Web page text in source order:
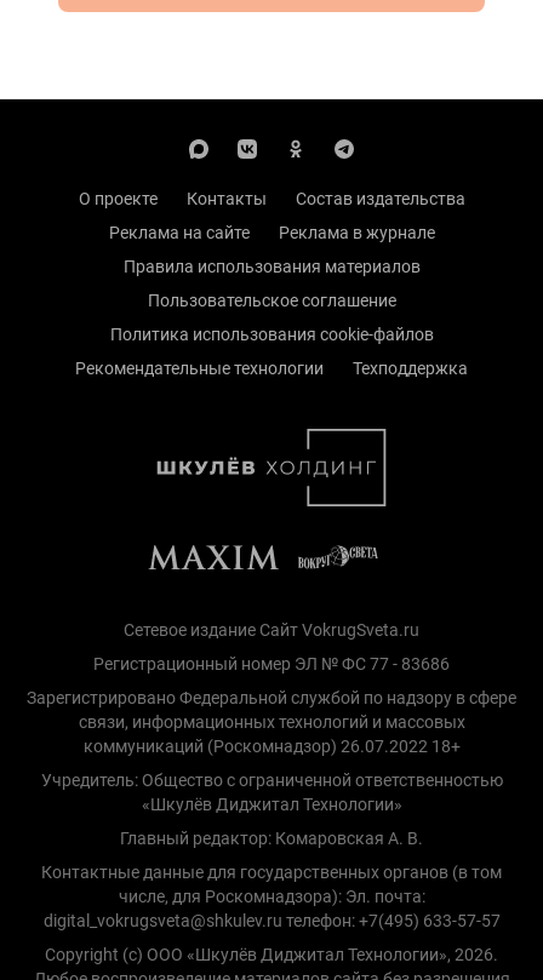
О проекте Контакты
Состав издательства
Реклама на сайте
Реклама в журнале
Правила использования материалов
Пользовательское соглашение
Политика использования cookie-файлов
Рекомендательные технологии
Техподдержка
Сетевое издание Сайт VokrugSveta.ru
Регистрационный номер ЭЛ № ФС 77 - 83686
Зарегистрировано Федеральной службой по надзору в сфере
связи, информационных технологий и массовых
коммуникаций (Роскомнадзор) 26.07.2022 18+
Учредитель: Общество с ограниченной ответственностью
«Шкулёв Диджитал Технологии»
Главный редактор: Комаровская А. В.
Контактные данные для государственных органов (в том
числе, для Роскомнадзора): Эл. почта:
digital_vokrugsveta@shkulev.ru телефон: +7(495) 633-57-57
Copyright (с) ООО «Шкулёв Диджитал Технологии», 2026.